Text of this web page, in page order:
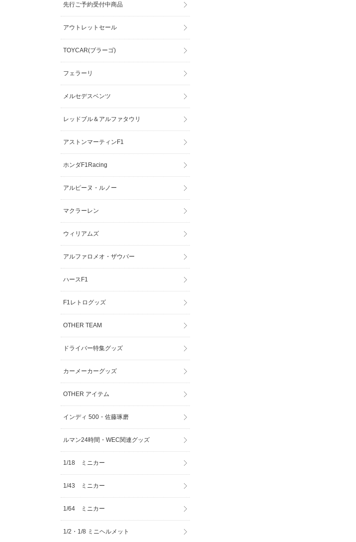
先行ご予約受付中商品
アウトレットセール
TOYCAR(ブラーゴ)
フェラーリ
メルセデスベンツ
レッドブル＆アルファタウリ
アストンマーティンF1
ホンダF1Racing
アルピーヌ・ルノー
マクラーレン
ウィリアムズ
アルファロメオ・ザウバー
ハースF1
F1レトログッズ
OTHER TEAM
ドライバー特集グッズ
カーメーカーグッズ
OTHER アイテム
インディ 500・佐藤琢磨
ルマン24時間・WEC関連グッズ
1/18 ミニカー
1/43 ミニカー
1/64 ミニカー
1/2・1/8 ミニヘルメット